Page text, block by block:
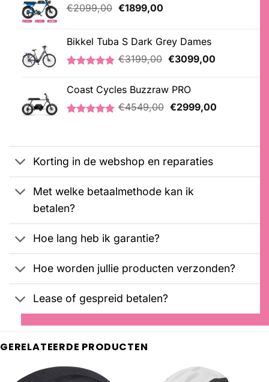
€2099,00 Oorspronkelijke
€2099,00.
€1899,00Huidige
€1899,00.
Bikkel Tuba S Dark Grey Dames
5.00
op 5
gebaseerd
op
klantbeoordeling
€3199,00 Oorspronkelijke
€3199,00.
€3099,00Huidige
Coast Cycles Buzzraw PRO
klantbeoordeling
€4549,00 Oorspronkelijke
€2999,00Huidige
Korting in de webshop en reparaties
Met welke betaalmethode kan ik
betalen?
Hoe lang heb ik garantie?
Hoe worden jullie producten verzonden?
Lease of gespreid betalen?
GERELATEERDE PRODUCTEN